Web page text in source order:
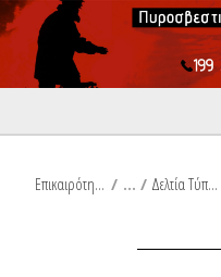
Επικαιρότητα / Δελτία Τύπου